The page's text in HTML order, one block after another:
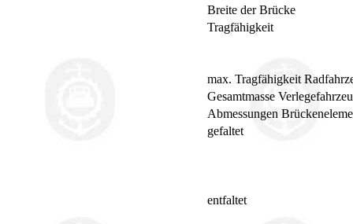
Breite der Brücke
Tragfähigkeit
max. Tragfähigkeit
Gesamtmasse
Abmessungen
gefaltet
entfaltet